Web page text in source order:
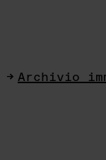
Archivio